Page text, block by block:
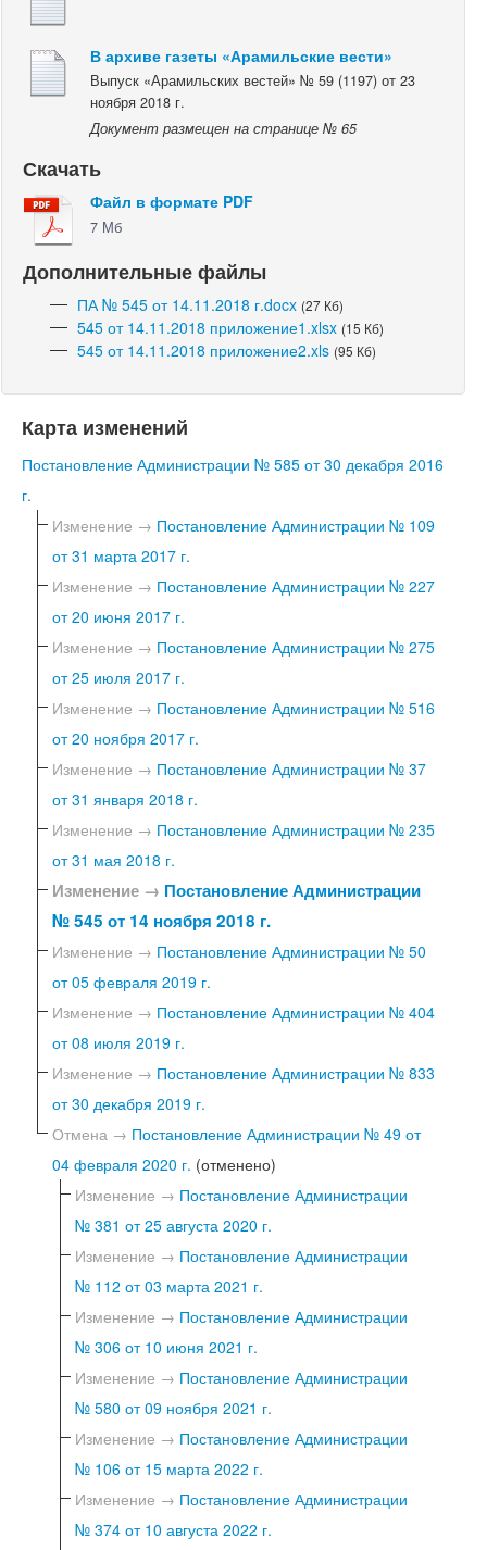
В архиве газеты «Арамильские вести»
Выпуск «Арамильских вестей» № 59 (1197) от 23
ноября 2018 г.
Документ размещен на странице № 65
Скачать
Файл в формате PDF
7 Мб
Дополнительные файлы
ПА № 545 от 14.11.2018 г.docx (27 Кб)
545 от 14.11.2018 приложение1.xlsx (15 Кб)
545 от 14.11.2018 приложение2.xls (95 Кб)
Карта изменений
Постановление Администрации № 585 от 30 декабря 2016
г.
Изменение → Постановление Администрации № 109
от 31 марта 2017 г.
Изменение → Постановление Администрации № 227
от 20 июня 2017 г.
Изменение → Постановление Администрации № 275
от 25 июля 2017 г.
Изменение → Постановление Администрации № 516
от 20 ноября 2017 г.
Изменение → Постановление Администрации № 37
от 31 января 2018 г.
Изменение → Постановление Администрации № 235
от 31 мая 2018 г.
Изменение → Постановление Администрации
№ 545 от 14 ноября 2018 г.
Изменение → Постановление Администрации № 50
от 05 февраля 2019 г.
Изменение → Постановление Администрации № 404
от 08 июля 2019 г.
Изменение → Постановление Администрации № 833
от 30 декабря 2019 г.
Отмена → Постановление Администрации № 49 от
04 февраля 2020 г. (отменено)
Изменение → Постановление Администрации
№ 381 от 25 августа 2020 г.
Изменение → Постановление Администрации
№ 112 от 03 марта 2021 г.
Изменение → Постановление Администрации
№ 306 от 10 июня 2021 г.
Изменение → Постановление Администрации
№ 580 от 09 ноября 2021 г.
Изменение → Постановление Администрации
№ 106 от 15 марта 2022 г.
Изменение → Постановление Администрации
№ 374 от 10 августа 2022 г.